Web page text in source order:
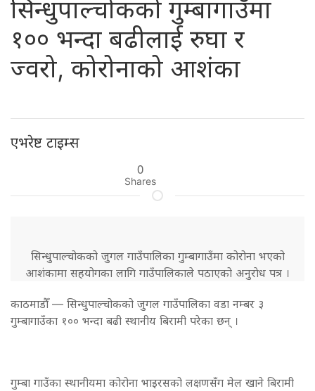
सिन्धुपाल्चोकको गुम्बागाउँमा
१०० भन्दा बढीलाई रुघा र
ज्वरो, कोरोनाको आशंका
एभरेष्ट टाइम्स
0
Shares
सिन्धुपाल्चोकको जुगल गाउँपालिका गुम्बागाउँमा कोरोना भएको
आशंकामा सहयोगका लागि गाउँपालिकाले पठाएको अनुराेध पत्र ।
काठमाडौँ — सिन्धुपाल्चोकको जुगल गाउँपालिका वडा नम्बर ३
गुम्बागाउँका १०० भन्दा बढी स्थानीय बिरामी परेका छन् ।
गुम्बा गाउँका स्थानीयमा कोरोना भाइरसको लक्षणसँग मेल खाने बिरामी